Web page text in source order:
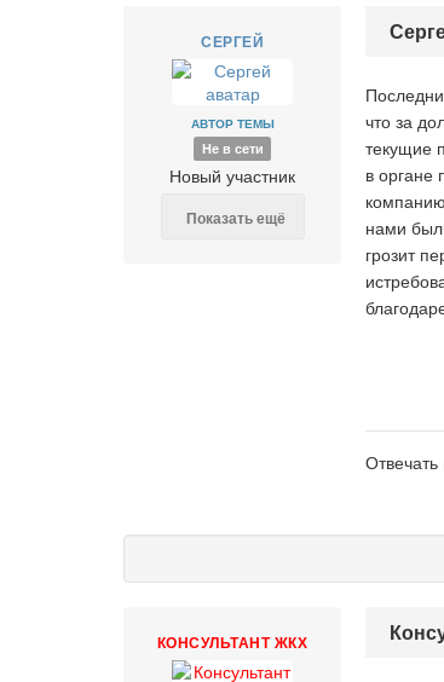
СЕРГЕЙ
АВТОР ТЕМЫ
Не в сети
Новый участник
Показать ещё
что за
текущие
в органе
нами
грозит
КОНСУЛЬТАНТ ЖКХ